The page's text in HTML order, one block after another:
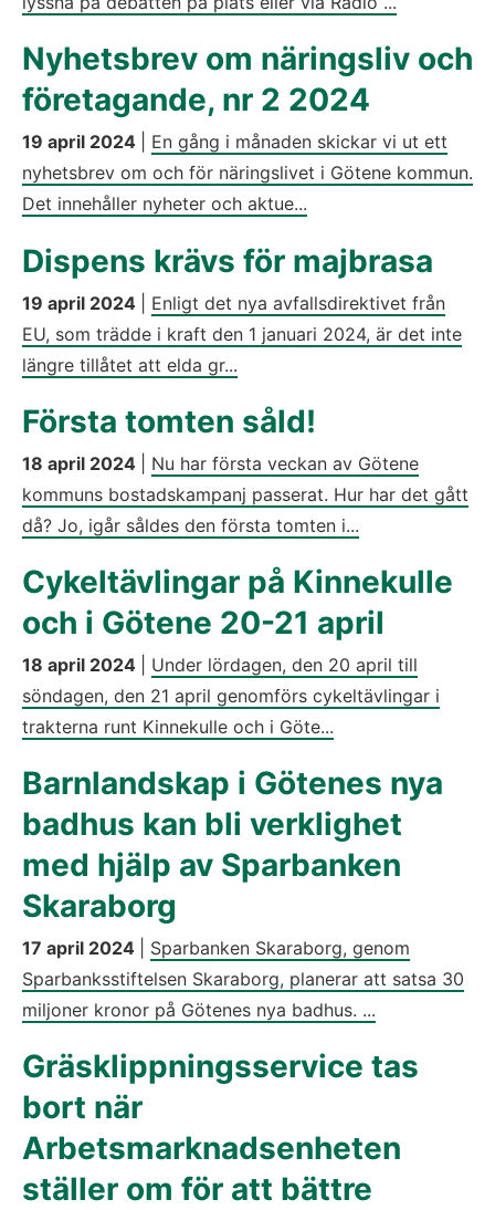
Nyhetsbrev om näringsliv och
företagande, nr 2 2024
19 april 2024
En gång i månaden skickar vi ut ett
nyhetsbrev om och för näringslivet i Götene kommun.
Det innehåller nyheter och aktue...
Dispens krävs för majbrasa
19 april 2024
Enligt det nya avfallsdirektivet från
EU, som trädde i kraft den 1 januari 2024, är det inte
längre tillåtet att elda gr...
Första tomten såld!
18 april 2024
Nu har första veckan av Götene
kommuns bostadskampanj passerat. Hur har det gått
då? Jo, igår såldes den första tomten i...
Cykeltävlingar på Kinnekulle
och i Götene 20-21 april
18 april 2024
Under lördagen, den 20 april till
söndagen, den 21 april genomförs cykeltävlingar i
trakterna runt Kinnekulle och i Göte...
Barnlandskap i Götenes nya
badhus kan bli verklighet
med hjälp av Sparbanken
Skaraborg
17 april 2024
Sparbanken Skaraborg, genom
Sparbanksstiftelsen Skaraborg, planerar att satsa 30
miljoner kronor på Götenes nya badhus. ...
Gräsklippningsservice tas
bort när
Arbetsmarknadsenheten
ställer om för att bättre